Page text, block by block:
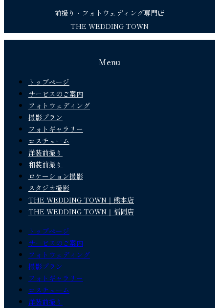
前撮り・フォトウェディング専門店
THE WEDDING TOWN
Menu
トップページ
サービスのご案内
フォトウェディング
撮影プラン
フォトギャラリー
コスチューム
洋装前撮り
和装前撮り
ロケーション撮影
スタジオ撮影
THE WEDDING TOWN｜熊本店
THE WEDDING TOWN｜福岡店
トップページ
サービスのご案内
フォトウェディング
撮影プラン
フォトギャラリー
コスチューム
洋装前撮り